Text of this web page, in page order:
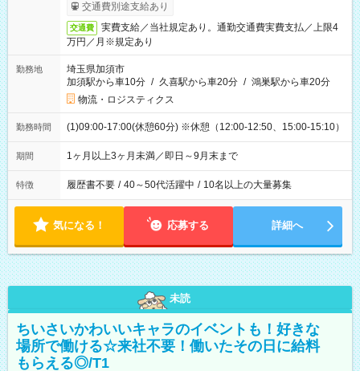
交通費別途支給あり
交通費
実費支給／当社規定あり。通勤交通費実費支払／上限4
万円／月※規定あり
勤務地
埼玉県加須市
加須駅から車10分 / 久喜駅から車20分 / 鴻巣駅から車20分
物流・ロジスティクス
勤務時間 (1)09:00-17:00(休憩60分) ※休憩（12:00-12:50、15:00-15:10）
期間 1ヶ月以上3ヶ月未満／即日～9月末まで
特徴 履歴書不要 / 40～50代活躍中 / 10名以上の大量募集
気になる！ 応募する 詳細へ
未読
ちいさいかわいいキャラのイベントも！好きな
場所で働ける☆来社不要！働いたその日に給料
もらえる◎/T1